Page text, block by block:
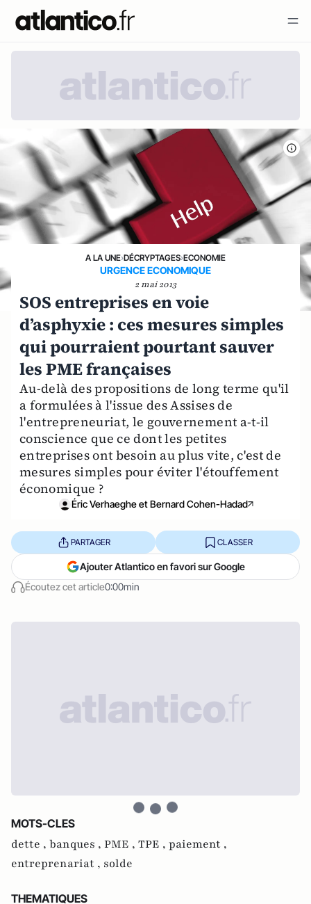
A LA UNE›DÉCRYPTAGES›ECONOMIE
URGENCE ECONOMIQUE
2 mai 2013
SOS entreprises en voie
d’asphyxie : ces mesures simples
qui pourraient pourtant sauver
les PME françaises
Au-delà des propositions de long terme qu'il
a formulées à l'issue des Assises de
l'entrepreneuriat, le gouvernement a-t-il
conscience que ce dont les petites
entreprises ont besoin au plus vite, c'est de
mesures simples pour éviter l'étouffement
économique ?
Éric Verhaeghe et Bernard Cohen-Hadad
Écoutez cet article0:00min
PARTAGER CLASSER
Ajouter Atlantico en favori sur Google
MOTS-CLES
dette , banques , PME , TPE , paiement ,
entreprenariat , solde
THEMATIQUES